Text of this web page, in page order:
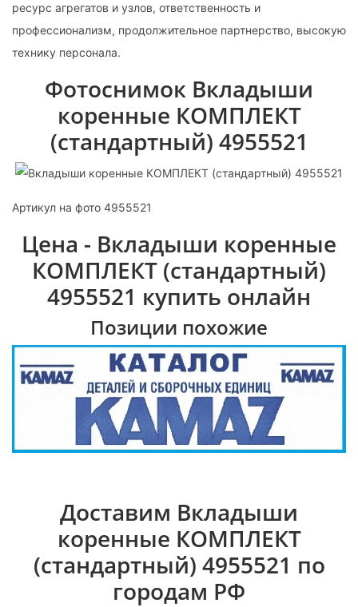
ресурс агрегатов и узлов, ответственность и
профессионализм, продолжительное партнерство, высокую
технику персонала.
Фотоснимок Вкладыши
коренные КОМПЛЕКТ
(стандартный) 4955521
Артикул на фото 4955521
Цена - Вкладыши коренные
КОМПЛЕКТ (стандартный)
4955521 купить онлайн
Позиции похожие
Доставим Вкладыши
коренные КОМПЛЕКТ
(стандартный) 4955521 по
городам РФ